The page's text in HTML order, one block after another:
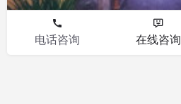
电话咨询 在线咨询